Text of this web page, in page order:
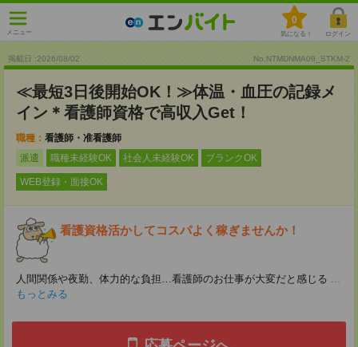
メニュー
0
気になる！ ログイン
掲載日 :2026/08/02 No.NTMDNMA09_STKM-2
≪最短3日後開始OK！≫体温・血圧の記録メ
イン＊看護師資格で高収入Get！
職種： 看護師・准看護師
派遣
職種未経験OK 社会人未経験OK ブランクOK
WEB登録・面接OK
看護資格活かしてコスパよく稼ぎませんか！
人間関係や夜勤、体力的な負担…看護師のお仕事が大変だと感じる ...
もっとみる